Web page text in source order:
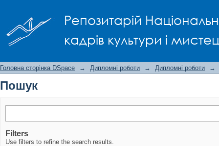
Репозитарій
кадрів культури і
Головна сторінка DSpace → Дипломні роботи → Дипломні роботи →
Пошук
Filters
Use filters to refine the search results.